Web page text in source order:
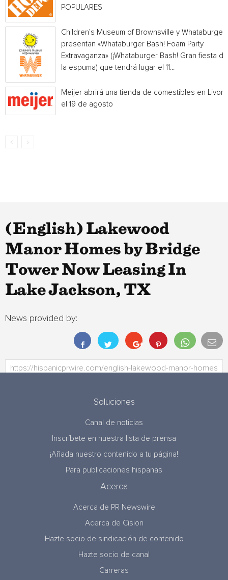
POPULARES
Children’s Museum of Brownsville y Whataburger
presentan «Whataburger Bash! Foam Party
Extravaganza» (¡Whataburger Bash! Gran fiesta de
la espuma) que tendrá lugar el 11...
Meijer abrirá una tienda de comestibles en
el 19 de agosto
(English) Lakewood
Manor Homes by Bridge
Tower Now Leasing In
Lake Jackson, TX
News provided by:
Soluciones
Canal de noticias
Inscríbete en nuestra lista de prensa
¡Añada nuestro contenido a tu página!
Para publicaciones hispanas
Acerca
Acerca de PR Newswire
Acerca de Cision
Hazte socio de sindicación de contenido
Hazte socio de canal
Carreras